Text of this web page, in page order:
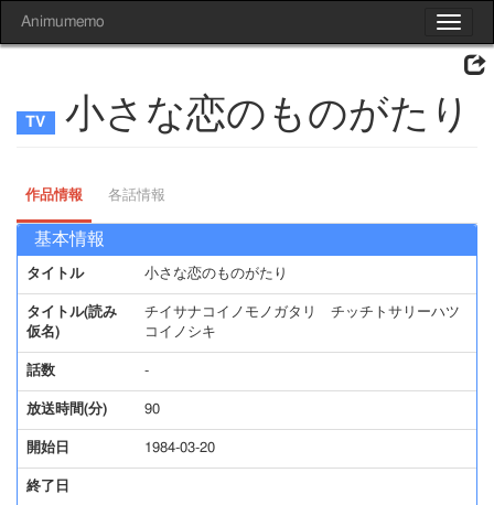
Toggle
Animumemo
小さな恋のものがたり
作品情報 各話情報
基本情報
タイトル 小さな恋のものがたり
タイトル(読み
仮名)
チイサナコイノモノガタリ チッチトサリーハツ
コイノシキ
話数 -
放送時間(分) 90
開始日 1984-03-20
終了日